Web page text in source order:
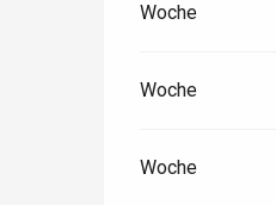
Woche
Woche
Woche